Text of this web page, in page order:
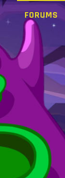
FORUMS